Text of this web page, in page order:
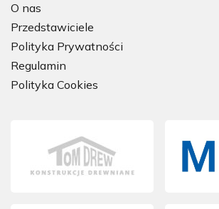
O nas
Przedstawiciele
Polityka Prywatności
Regulamin
Polityka Cookies